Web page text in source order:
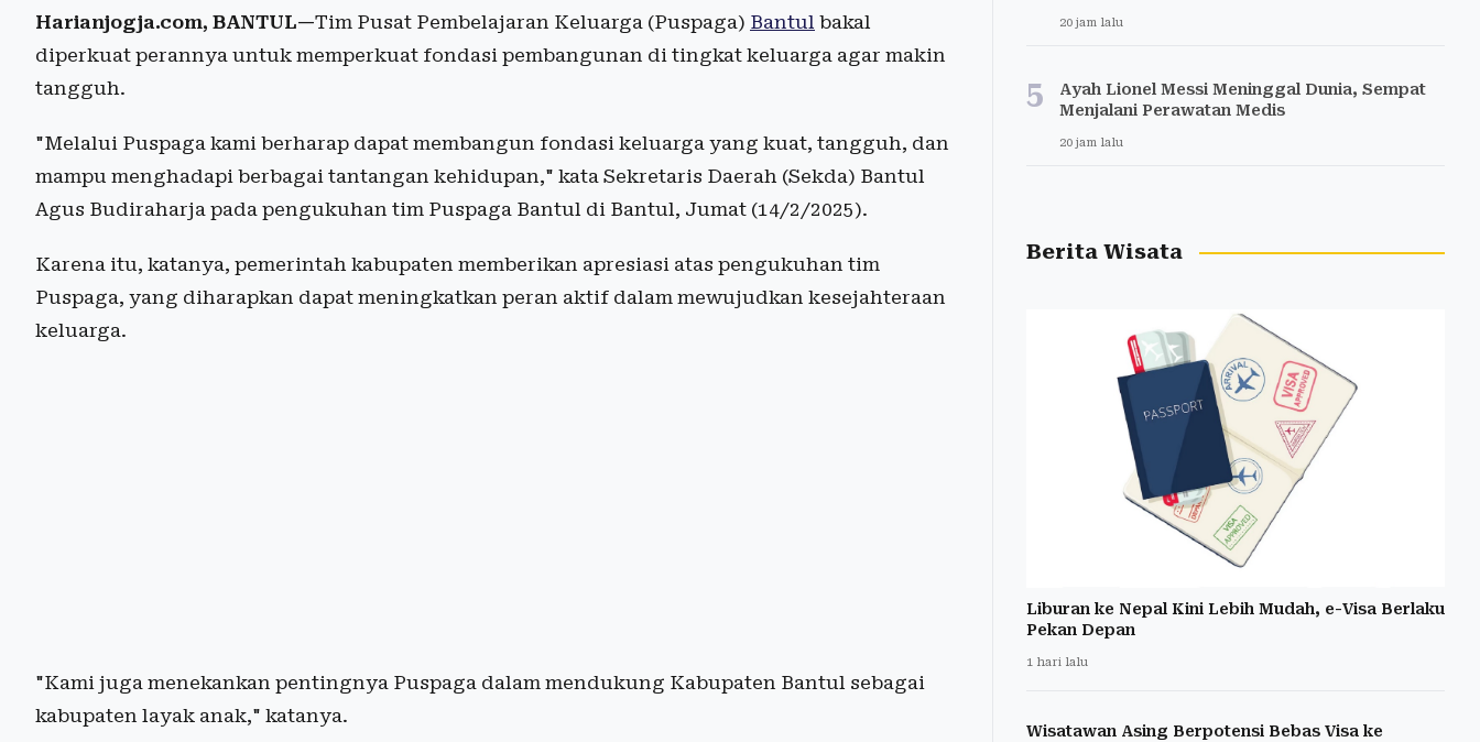
Harianjogja.com, BANTUL—Tim Pusat Pembelajaran Keluarga (Puspaga) Bantul bakal
diperkuat perannya untuk memperkuat fondasi pembangunan di tingkat keluarga agar makin
tangguh.
"Melalui Puspaga kami berharap dapat membangun fondasi keluarga yang kuat, tangguh, dan
mampu menghadapi berbagai tantangan kehidupan," kata Sekretaris Daerah (Sekda) Bantul
Agus Budiraharja pada pengukuhan tim Puspaga Bantul di Bantul, Jumat (14/2/2025).
Karena itu, katanya, pemerintah kabupaten memberikan apresiasi atas pengukuhan tim
Puspaga, yang diharapkan dapat meningkatkan peran aktif dalam mewujudkan kesejahteraan
keluarga.
"Kami juga menekankan pentingnya Puspaga dalam mendukung Kabupaten Bantul sebagai
kabupaten layak anak," katanya.
20 jam lalu
5
Ayah Lionel Messi Meninggal Dunia, Sempat
Menjalani Perawatan Medis
20 jam lalu
Berita Wisata
Liburan ke Nepal Kini Lebih Mudah, e-Visa Berlaku
Pekan Depan
1 hari lalu
Wisatawan Asing Berpotensi Bebas Visa ke